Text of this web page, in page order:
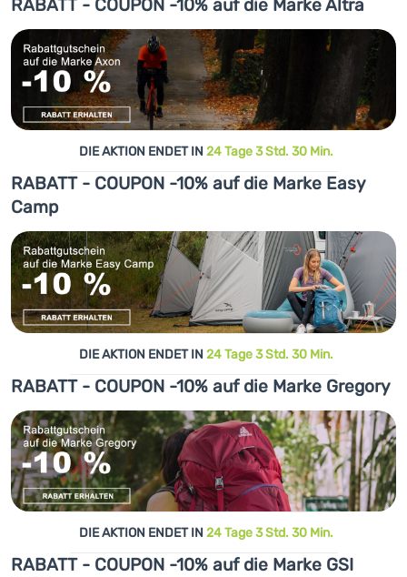
RABATT - COUPON -10% auf die Marke Altra
DIE AKTION ENDET IN 24 Tage 3 Std. 30 Min.
RABATT - COUPON -10% auf die Marke Easy
Camp
DIE AKTION ENDET IN 24 Tage 3 Std. 30 Min.
RABATT - COUPON -10% auf die Marke Gregory
DIE AKTION ENDET IN 24 Tage 3 Std. 30 Min.
RABATT - COUPON -10% auf die Marke GSI